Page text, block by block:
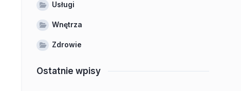
Usługi
Wnętrza
Zdrowie
Ostatnie wpisy